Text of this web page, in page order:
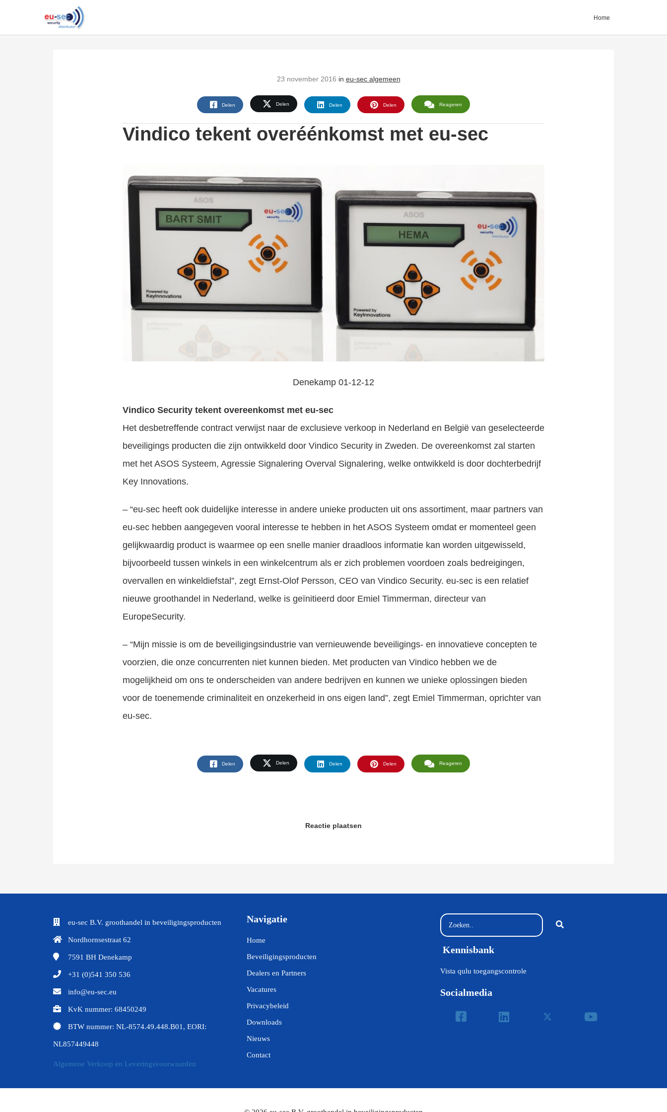
Home
23 november 2016 in eu-sec algemeen
Delen Delen Delen Delen Reageren
Vindico tekent overéénkomst met eu-sec
Denekamp 01-12-12
Vindico Security tekent overeenkomst met eu-sec
Het desbetreffende contract verwijst naar de exclusieve verkoop in Nederland en België van geselecteerde
beveiligings producten die zijn ontwikkeld door Vindico Security in Zweden. De overeenkomst zal starten
met het ASOS Systeem, Agressie Signalering Overval Signalering, welke ontwikkeld is door dochterbedrijf
Key Innovations.
– “eu-sec heeft ook duidelijke interesse in andere unieke producten uit ons assortiment, maar partners van
eu-sec hebben aangegeven vooral interesse te hebben in het ASOS Systeem omdat er momenteel geen
gelijkwaardig product is waarmee op een snelle manier draadloos informatie kan worden uitgewisseld,
bijvoorbeeld tussen winkels in een winkelcentrum als er zich problemen voordoen zoals bedreigingen,
overvallen en winkeldiefstal”, zegt Ernst-Olof Persson, CEO van Vindico Security. eu-sec is een relatief
nieuwe groothandel in Nederland, welke is geïnitieerd door Emiel Timmerman, directeur van
EuropeSecurity.
– “Mijn missie is om de beveiligingsindustrie van vernieuwende beveiligings- en innovatieve concepten te
voorzien, die onze concurrenten niet kunnen bieden. Met producten van Vindico hebben we de
mogelijkheid om ons te onderscheiden van andere bedrijven en kunnen we unieke oplossingen bieden
voor de toenemende criminaliteit en onzekerheid in ons eigen land”, zegt Emiel Timmerman, oprichter van
eu-sec.
Delen Delen Delen Delen Reageren
Reactie plaatsen
eu-sec B.V. groothandel in beveiligingsproducten
Nordhornsestraat 62
7591 BH Denekamp
+31 (0)541 350 536
info@eu-sec.eu
KvK nummer: 68450249
BTW nummer: NL-8574.49.448.B01, EORI:
NL857449448
Algemene Verkoop en Leveringsvoorwaarden
Navigatie
Home
Beveiligingsproducten
Dealers en Partners
Vacatures
Privacybeleid
Downloads
Nieuws
Contact
Kennisbank
Vista qulu toegangscontrole
Socialmedia